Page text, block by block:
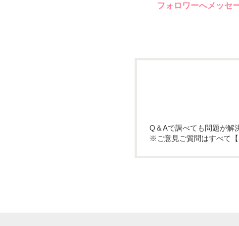
フォロワーへメッセ
Q＆Aで調べても問題が解
※ご意見ご質問はすべて【